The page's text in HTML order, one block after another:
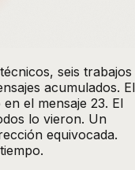
seis trabajos
acumulados. El
el mensaje 23. El
lo vieron. Un
equivocada.